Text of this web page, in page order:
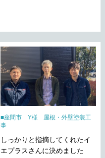
座間市 Y様 屋根・外壁塗装工
事
しっかりと指摘してくれたイ
エプラスさんに決めました